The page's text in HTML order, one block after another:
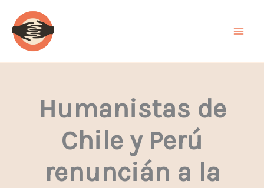
contenido
Humanistas de
Chile y Perú
renuncián a la